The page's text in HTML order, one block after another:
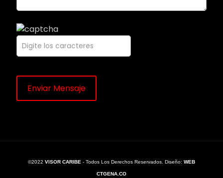
©2022 VISOR CARIBE - Todos Los Derechos Reservados. Diseño: WEB
CTGENA.CO